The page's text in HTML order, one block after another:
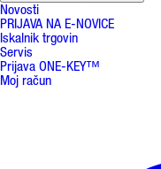
Novosti
PRIJAVA NA E-NOVICE
Iskalnik trgovin
Servis
Prijava ONE-KEY™
Moj račun